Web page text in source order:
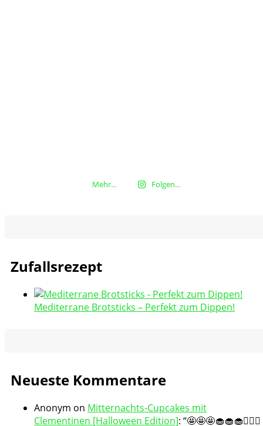
Mehr... Folgen...
Zufallsrezept
Mediterrane Brotsticks – Perfekt zum Dippen!
Neueste Kommentare
Anonym on Mitternachts-Cupcakes mit
Clementinen [Halloween Edition]: “🤩🤩🤩🧁🧁🧁🧛🏻‍♀️